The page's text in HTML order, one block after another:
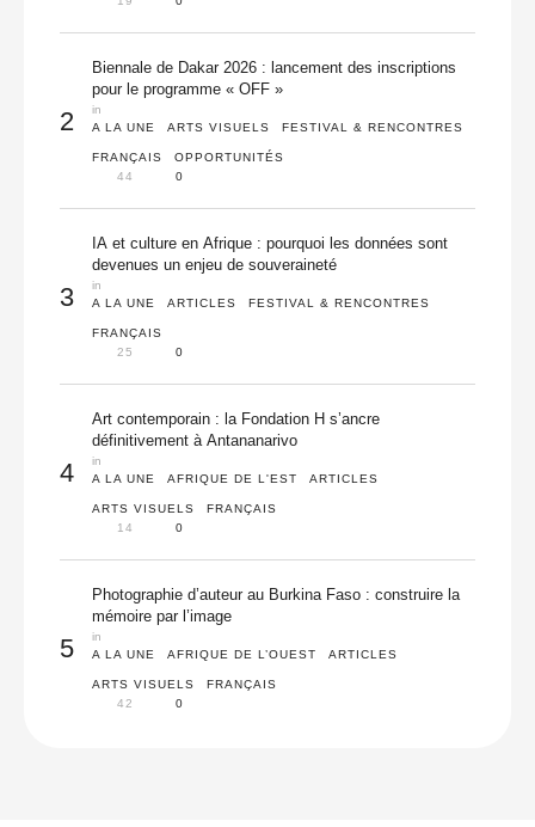
2
Biennale de Dakar 2026 : lancement des inscriptions
pour le programme « OFF »
in
A LA UNE
ARTS VISUELS FESTIVAL & RENCONTRES
FRANÇAIS
OPPORTUNITÉS
44
0
3
IA et culture en Afrique : pourquoi les données sont
devenues un enjeu de souveraineté
in
A LA UNE
ARTICLES FESTIVAL & RENCONTRES
FRANÇAIS
25
0
4
Art contemporain : la Fondation H s’ancre
définitivement à Antananarivo
in
A LA UNE
AFRIQUE DE L'EST ARTICLES
ARTS VISUELS
FRANÇAIS
14
0
5
Photographie d’auteur au Burkina Faso : construire la
mémoire par l’image
in
A LA UNE
AFRIQUE DE L’OUEST ARTICLES
ARTS VISUELS
FRANÇAIS
42
0